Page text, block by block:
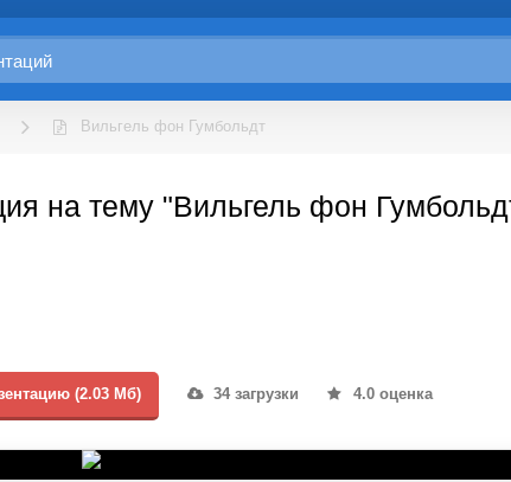
Вильгель фон Гумбольдт
на тему "Вильгель фон
(2.03 Мб) 34 загрузки 4.0 оценка